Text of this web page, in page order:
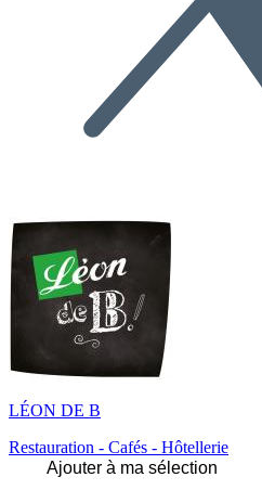
LÉON DE B
Restauration - Cafés - Hôtellerie
Ajouter à ma sélection